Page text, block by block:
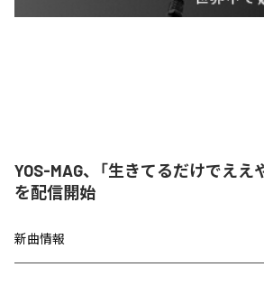
YOS-MAG、「生きてるだけでええ
を配信開始
新曲情報